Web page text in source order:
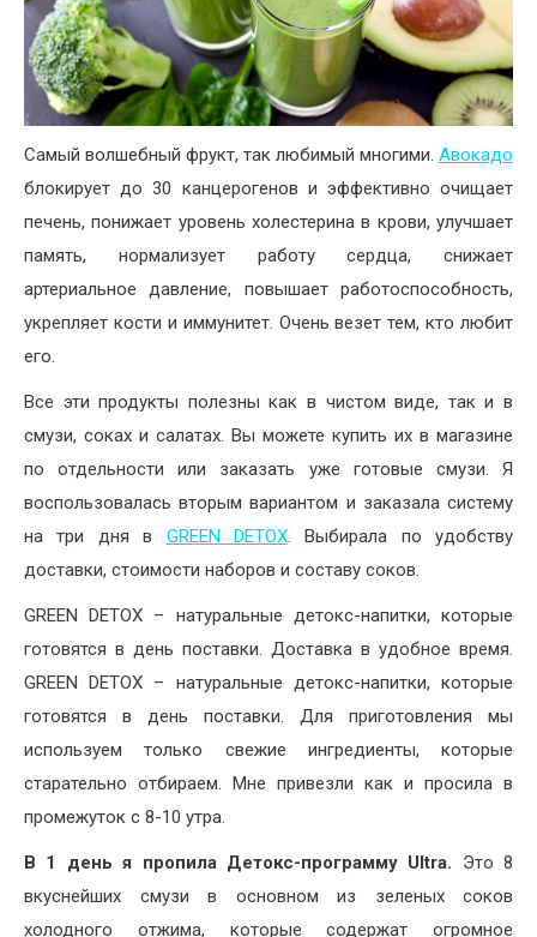
Самый волшебный фрукт, так любимый многими. Авокадо
блокирует до 30 канцерогенов и эффективно очищает
печень, понижает уровень холестерина в крови, улучшает
память, нормализует работу сердца, снижает
артериальное давление, повышает работоспособность,
укрепляет кости и иммунитет. Очень везет тем, кто любит
его.
Все эти продукты полезны как в чистом виде, так и в
смузи, соках и салатах. Вы можете купить их в магазине
по отдельности или заказать уже готовые смузи. Я
воспользовалась вторым вариантом и заказала систему
на три дня в GREEN DETOX. Выбирала по удобству
доставки, стоимости наборов и составу соков.
GREEN DETOX – натуральные детокс-напитки, которые
готовятся в день поставки. Доставка в удобное время.
GREEN DETOX – натуральные детокс-напитки, которые
готовятся в день поставки. Для приготовления мы
используем только свежие ингредиенты, которые
старательно отбираем. Мне привезли как и просила в
промежуток с 8-10 утра.
В 1 день я пропила Детокс-программу Ultra. Это 8
вкуснейших смузи в основном из зеленых соков
холодного отжима, которые содержат огромное